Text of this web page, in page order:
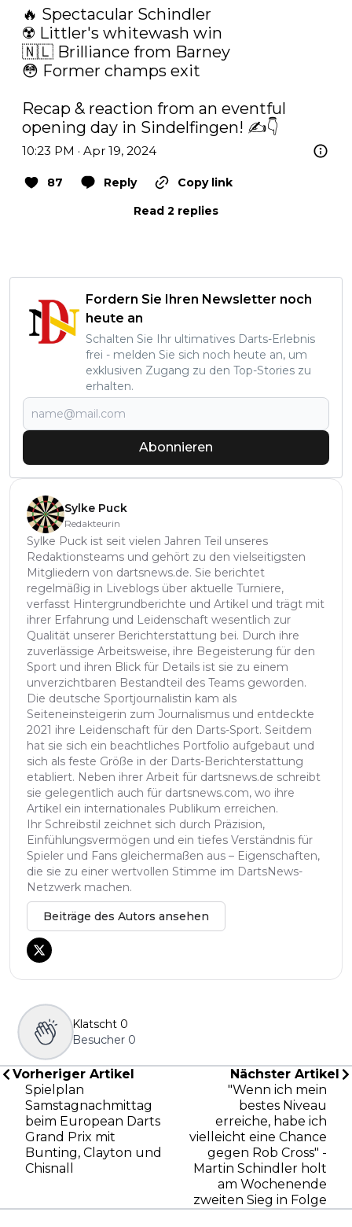
🔥 Spectacular Schindler
☢️ Littler's whitewash win
🇳🇱 Brilliance from Barney
😳 Former champs exit
Recap & reaction from an eventful
opening day in Sindelfingen! ✍👇
10:23 PM · Apr 19, 2024
87 Reply
Copy link
Read 2 replies
Fordern Sie Ihren Newsletter noch
heute an
Schalten Sie Ihr ultimatives Darts-Erlebnis
frei - melden Sie sich noch heute an, um
exklusiven Zugang zu den Top-Stories zu
erhalten.
Abonnieren
Sylke Puck
Redakteurin
Sylke Puck ist seit vielen Jahren Teil unseres
Redaktionsteams und gehört zu den vielseitigsten
Mitgliedern von dartsnews.de. Sie berichtet
regelmäßig in Liveblogs über aktuelle Turniere,
verfasst Hintergrundberichte und Artikel und trägt mit
ihrer Erfahrung und Leidenschaft wesentlich zur
Qualität unserer Berichterstattung bei. Durch ihre
zuverlässige Arbeitsweise, ihre Begeisterung für den
Sport und ihren Blick für Details ist sie zu einem
unverzichtbaren Bestandteil des Teams geworden.
Die deutsche Sportjournalistin kam als
Seiteneinsteigerin zum Journalismus und entdeckte
2021 ihre Leidenschaft für den Darts-Sport. Seitdem
hat sie sich ein beachtliches Portfolio aufgebaut und
sich als feste Größe in der Darts-Berichterstattung
etabliert. Neben ihrer Arbeit für dartsnews.de schreibt
sie gelegentlich auch für dartsnews.com, wo ihre
Artikel ein internationales Publikum erreichen.
Ihr Schreibstil zeichnet sich durch Präzision,
Einfühlungsvermögen und ein tiefes Verständnis für
Spieler und Fans gleichermaßen aus – Eigenschaften,
die sie zu einer wertvollen Stimme im DartsNews-
Netzwerk machen.
Beiträge des Autors ansehen
Klatscht 0
Besucher 0
Vorheriger Artikel
Spielplan
Samstagnachmittag
beim European Darts
Grand Prix mit
Bunting, Clayton und
Chisnall
Nächster Artikel
"Wenn ich mein
bestes Niveau
erreiche, habe ich
vielleicht eine Chance
gegen Rob Cross" -
Martin Schindler holt
am Wochenende
zweiten Sieg in Folge